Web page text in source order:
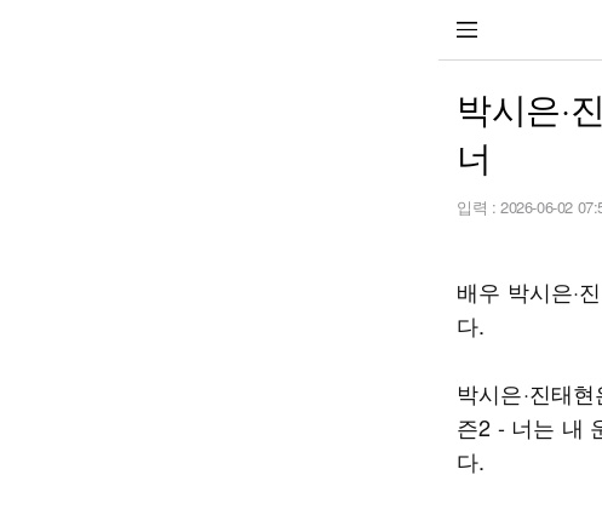
박시은·
너
입력 : 2026-06-02
배우 박시은·
다.
박시은·진태
즌2 - 너는 내
다.